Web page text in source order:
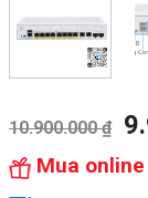
10.900.000₫
Mua